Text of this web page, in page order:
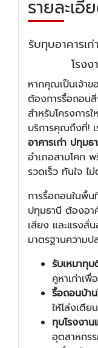
รายละเอี
รับทุบอาคารเ
โรง
หากคุณเป็นเจ้าข
ต้องการรื้อถอน
สำหรับโครงการใ
บริการคุณถึงที่!
อาคารเก่า ปทุมธ
อำเภอสามโคก พ
รวดเร็ว ทันใจ ไ
การรื้อถอนในพื้
ปทุมธานี ต้องอา
เสียง และแรงสั่
มาตรฐานความ
รับเหมาทุ
คูหาเก่าเพื่
รื้อถอนบ้าน
ให้โล่งเตียน
ทุบโรงงาน
อุตสาหกร